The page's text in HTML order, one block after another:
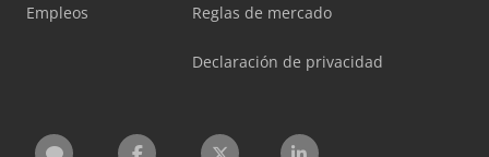
Empleos Reglas de mercado
Declaración de privacidad